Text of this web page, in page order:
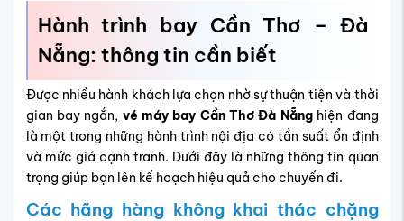
Hành trình bay Cần Thơ – Đà
Nẵng: thông tin cần biết
Được nhiều hành khách lựa chọn nhờ sự thuận tiện và thời
gian bay ngắn, vé máy bay Cần Thơ Đà Nẵnghiện đang
là một trong những hành trình nội địa có tần suất ổn định
và mức giá cạnh tranh. Dưới đây là những thông tin quan
trọng giúp bạn lên kế hoạch hiệu quả cho chuyến đi.
Các hãng hàng không khai thác chặng